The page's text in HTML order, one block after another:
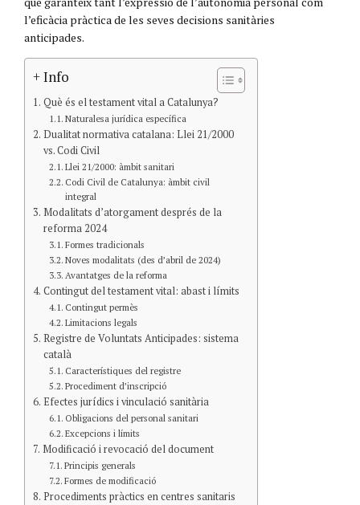
l’eficàcia pràctica de les seves decisions sanitàries
anticipades.
+ Info
Què és el testament vital a Catalunya?
Naturalesa jurídica específica
Dualitat normativa catalana: Llei 21/2000
vs. Codi Civil
Llei 21/2000: àmbit sanitari
Codi Civil de Catalunya: àmbit civil
integral
Modalitats d’atorgament després de la
reforma 2024
Formes tradicionals
Noves modalitats (des d’abril de 2024)
Avantatges de la reforma
Contingut del testament vital: abast i límits
Contingut permès
Limitacions legals
Registre de Voluntats Anticipades: sistema
català
Característiques del registre
Procediment d’inscripció
Efectes jurídics i vinculació sanitària
Obligacions del personal sanitari
Excepcions i límits
Modificació i revocació del document
Principis generals
Formes de modificació
Procediments pràctics en centres sanitaris